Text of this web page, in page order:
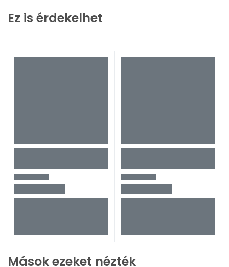
Szélesség
Szalagfűrész típus
LB1200F
Ez is érdekelhet
Mások ezeket nézték